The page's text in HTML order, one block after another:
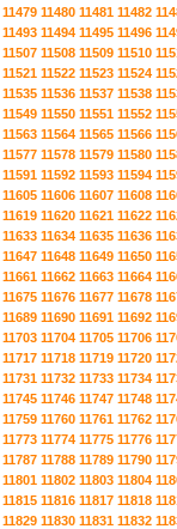
11479 11480 11481 11482
11493 11494 11495 11496
11507 11508 11509 11510
11521 11522 11523 11524
11535 11536 11537 11538
11549 11550 11551 11552
11563 11564 11565 11566
11577 11578 11579 11580
11591 11592 11593 11594
11605 11606 11607 11608
11619 11620 11621 11622
11633 11634 11635 11636
11647 11648 11649 11650
11661 11662 11663 11664
11675 11676 11677 11678
11689 11690 11691 11692
11703 11704 11705 11706
11717 11718 11719 11720
11731 11732 11733 11734
11745 11746 11747 11748
11759 11760 11761 11762
11773 11774 11775 11776
11787 11788 11789 11790
11801 11802 11803 11804
11815 11816 11817 11818
11829 11830 11831 11832